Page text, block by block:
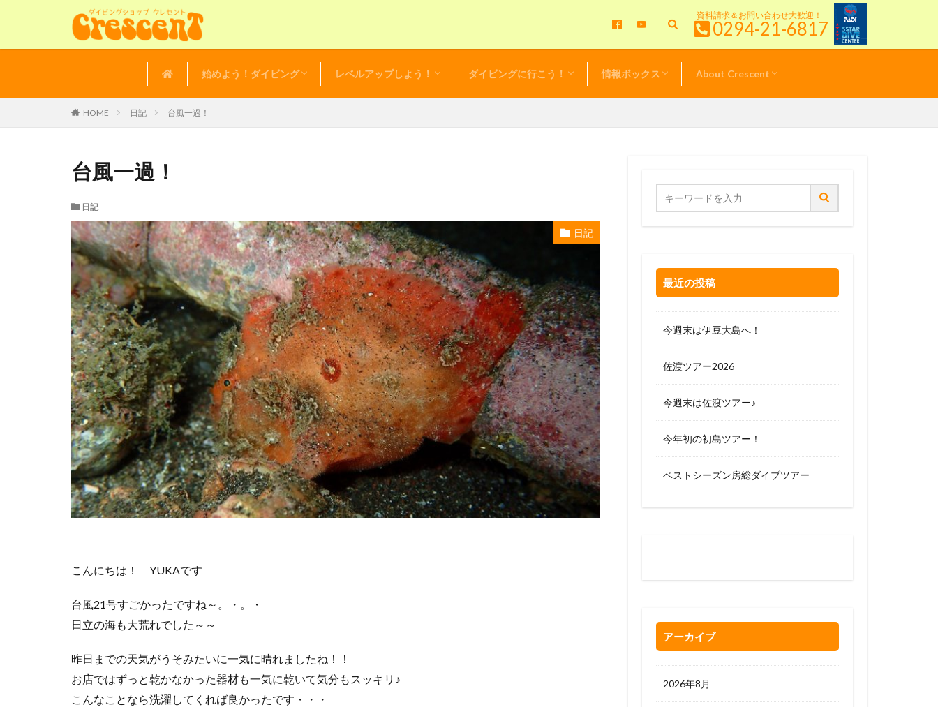
資料請求＆お問い合わせ大歓迎！
0294-21-6817
始めよう！ダイビング レベルアップしよう！ ダイビングに行こう！ 情報ボックス About Crescent
HOME 日記 台風一過！
台風一過！
日記
日記
こんにちは！ YUKAです
台風21号すごかったですね～。・。・
日立の海も大荒れでした～～
昨日までの天気がうそみたいに一気に晴れましたね！！
お店ではずっと乾かなかった器材も一気に乾いて気分もスッキリ♪
こんなことなら洗濯してくれば良かったです・・・
最近の投稿
今週末は伊豆大島へ！
佐渡ツアー2026
今週末は佐渡ツアー♪
今年初の初島ツアー！
ベストシーズン房総ダイブツアー
アーカイブ
2026年8月